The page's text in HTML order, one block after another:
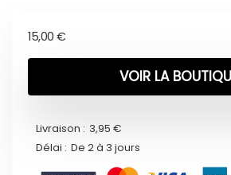
15,00 €
VOIR LA
Livraison : 3,95 €
Délai : De 2 à 3 jours